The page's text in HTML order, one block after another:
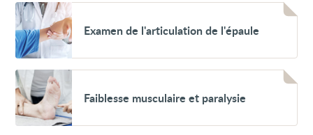
Voir
Examen
de
l'articulation
de
Examen de l'articulation de l'épaule
Voir
Faiblesse
musculaire
et
paralysie
Faiblesse musculaire et paralysie